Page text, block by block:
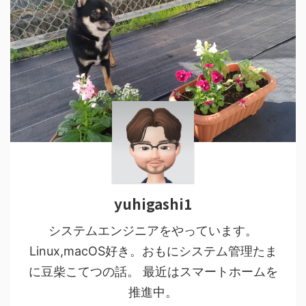
yuhigashi1
システムエンジニアをやっています。
Linux,macOS好き。おもにシステム管理たま
に豆柴こてつの話。 最近はスマートホームを
推進中。